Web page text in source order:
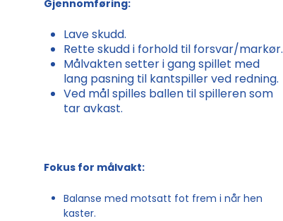
Gjennomføring:
Lave skudd.
Rette skudd i forhold til forsvar/markør.
Målvakten setter i gang spillet med
lang pasning til kantspiller ved redning.
Ved mål spilles ballen til spilleren som
tar avkast.
Fokus for målvakt:
Balanse med motsatt fot frem i når hen
kaster.